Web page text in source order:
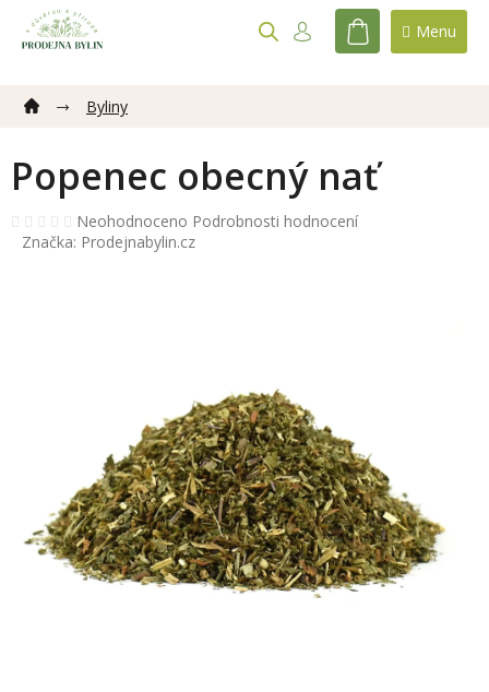
obsah
NÁKUPNÍ
Byliny
Popenec obecný nať
Průměrné
hodnocení
Neohodnoceno Podrobnosti hodnocení
Značka: Prodejnabylin.cz